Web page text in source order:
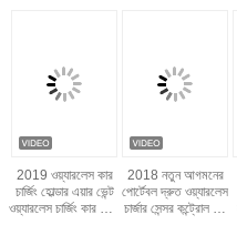
2019 ওয়্যারলেস কার
চার্জিং হোল্ডার এয়ার ভেন্ট
ওয়্যারলেস চার্জিং কার ফোন
2018 নতুন আগমনের
পোর্টেবল দ্রুত ওয়্যারলেস
চার্জার সেন্সর কন্ট্রোল সহ